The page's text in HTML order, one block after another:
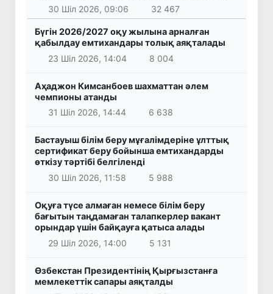
30 Шіл 2026, 09:06 32 467
Бүгін 2026/2027 оқу жылына арналған
қабылдау емтихандары толық аяқталады
23 Шіл 2026, 14:04
8 004
Аҳаджон Кимсанбоев шахматтан әлем
чемпионы атанды
31 Шіл 2026, 14:44
6 638
Бастауыш білім беру мұғалімдеріне ұлттық
сертификат беру бойынша емтихандарды
өткізу тәртібі белгіленді
30 Шіл 2026, 11:58
5 988
Оқуға түсе алмаған немесе білім беру
бағытын таңдамаған талапкерлер вакант
орындар үшін байқауға қатыса алады
29 Шіл 2026, 14:00
5 131
Өзбекстан Президентінің Қырғызстанға
мемлекеттік сапары аяқталды